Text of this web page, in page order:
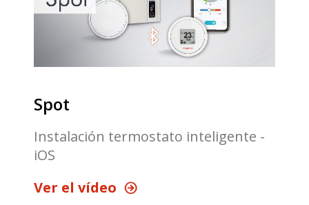
Spot
Instalación termostato inteligente -
iOS
Ver el vídeo